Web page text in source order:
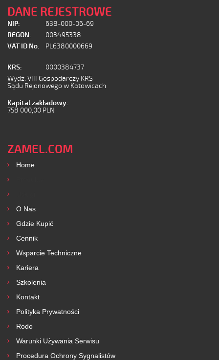
DANE REJESTROWE
NIP:
638-000-06-69
REGON:
003495338
VAT ID No.
PL6380000669
KRS:
0000384737
Wydz. VIII Gospodarczy KRS
Sądu Rejonowego w Katowicach
Kapital zakładowy:
758 000,00 PLN
ZAMEL.COM
Home
O Nas
Gdzie Kupić
Cennik
Wsparcie Techniczne
Kariera
Szkolenia
Kontakt
Polityka Prywatności
Rodo
Warunki Używania Serwisu
Procedura Ochrony Sygnalistów